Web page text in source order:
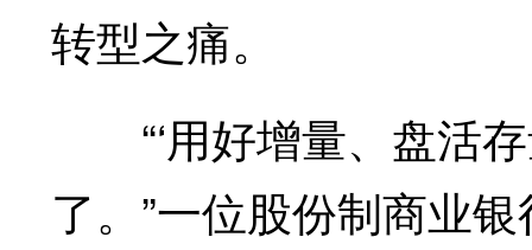
转型之痛。
“‘用好增量、盘活存
了。”一位股份制商业